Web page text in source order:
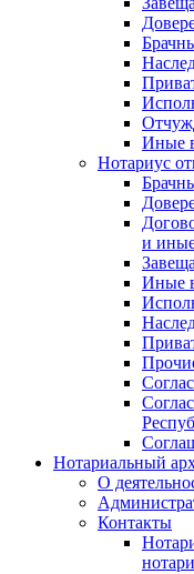
Иные
Нотариус
и
Иные
Нотариальный
О
Контакты